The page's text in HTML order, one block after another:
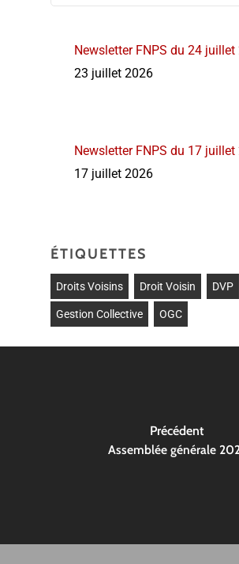
Newsletter FNPS du 24 juillet
23 juillet 2026
Newsletter FNPS du 17 juillet
17 juillet 2026
ÉTIQUETTES
Droits Voisins Droit Voisin DVP
Gestion Collective OGC
Précédent
Assemblée générale